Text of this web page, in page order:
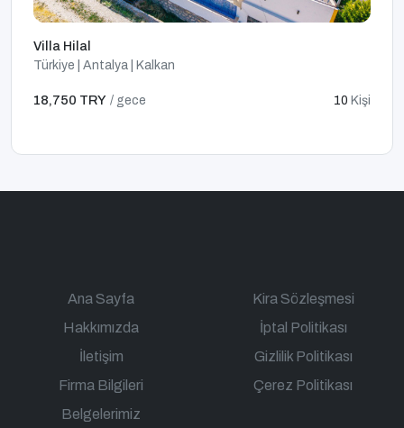
Villa Hilal
Türkiye | Antalya | Kalkan
18,750 TRY / gece 10 Kişi
Ana Sayfa
Hakkımızda
İletişim
Firma Bilgileri
Belgelerimiz
Kira Sözleşmesi
İptal Politikası
Gizlilik Politikası
Çerez Politikası